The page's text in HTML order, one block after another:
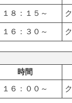
１８：１５～
１６：３０～
時間
１６：００～